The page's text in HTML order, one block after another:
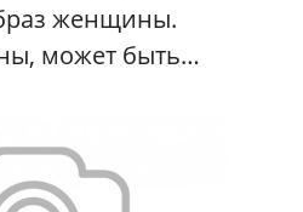
женщины.
может быть…